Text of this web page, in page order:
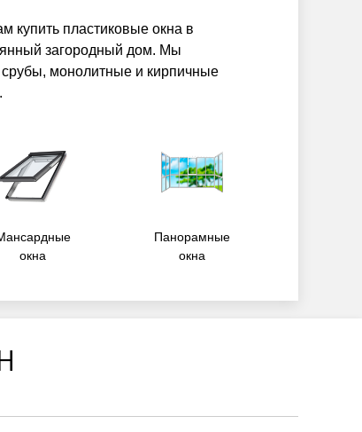
купить пластиковые окна в
загородный дом. Мы
срубы, монолитные и кирпичные
окна
Панорамные
окна